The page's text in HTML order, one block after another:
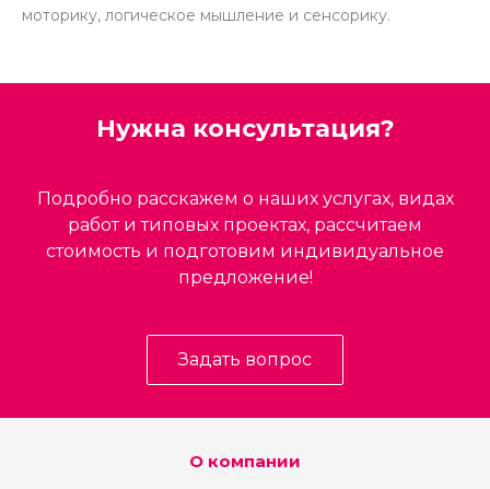
моторику, логическое мышление и сенсорику.
Нужна консультация?
Подробно расскажем о наших услугах, видах
работ и типовых проектах, рассчитаем
стоимость и подготовим индивидуальное
предложение!
Задать вопрос
О компании